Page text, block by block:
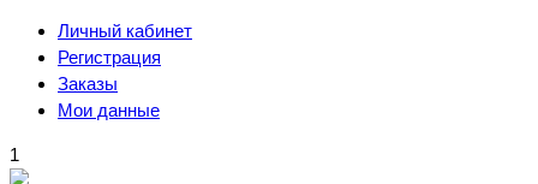
Личный кабинет
Регистрация
Заказы
Мои данные
1